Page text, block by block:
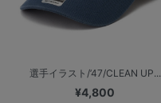
選手イラスト/’47/CLEAN UP...
¥4,800